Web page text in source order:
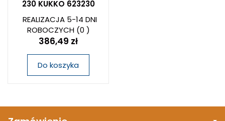
230 KUKKO 623230
REALIZACJA 5-14 DNI
ROBOCZYCH(0 )
386,49 zł
Do koszyka